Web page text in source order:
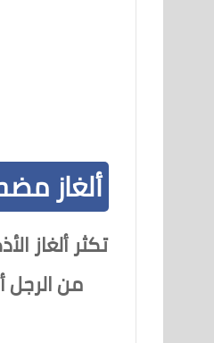
ألغاز
تكثر ألغاز
من الرجل